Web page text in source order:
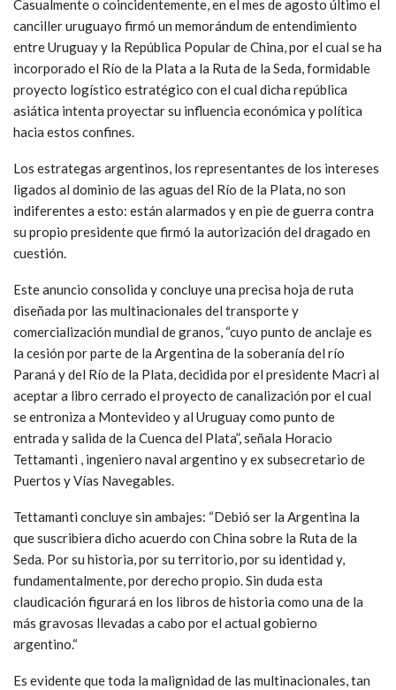
Casualmente o coincidentemente, en el mes de agosto último el
canciller uruguayo firmó un memorándum de entendimiento
entre Uruguay y la República Popular de China, por el cual se ha
incorporado el Río de la Plata a la Ruta de la Seda, formidable
proyecto logístico estratégico con el cual dicha república
asiática intenta proyectar su influencia económica y política
hacia estos confines.
Los estrategas argentinos, los representantes de los intereses
ligados al dominio de las aguas del Río de la Plata, no son
indiferentes a esto: están alarmados y en pie de guerra contra
su propio presidente que firmó la autorización del dragado en
cuestión.
Este anuncio consolida y concluye una precisa hoja de ruta
diseñada por las multinacionales del transporte y
comercialización mundial de granos, “cuyo punto de anclaje es
la cesión por parte de la Argentina de la soberanía del río
Paraná y del Río de la Plata, decidida por el presidente Macri al
aceptar a libro cerrado el proyecto de canalización por el cual
se entroniza a Montevideo y al Uruguay como punto de
entrada y salida de la Cuenca del Plata”, señala Horacio
Tettamanti , ingeniero naval argentino y ex subsecretario de
Puertos y Vías Navegables.
Tettamanti concluye sin ambajes: “Debió ser la Argentina la
que suscribiera dicho acuerdo con China sobre la Ruta de la
Seda. Por su historia, por su territorio, por su identidad y,
fundamentalmente, por derecho propio. Sin duda esta
claudicación figurará en los libros de historia como una de la
más gravosas llevadas a cabo por el actual gobierno
argentino.“
Es evidente que toda la malignidad de las multinacionales, tan